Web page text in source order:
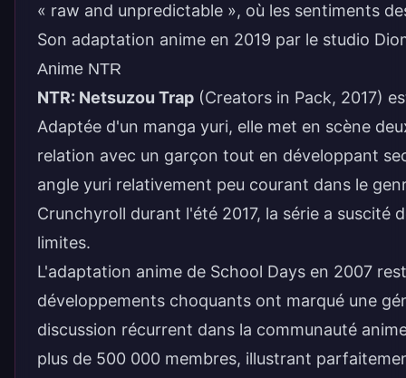
« raw and unpredictable », où les sentiments
Son adaptation anime en 2019 par le studio
Anime NTR
NTR: Netsuzou Trap (Creators in Pack, 2017)
Adaptée d'un manga yuri, elle met en scène
relation avec un garçon tout en développant
angle yuri relativement peu courant dans le
Crunchyroll durant l'été 2017, la série a suscité
limites.
L'adaptation anime de School Days en 2007
développements choquants ont marqué une
discussion récurrent dans la communauté
plus de 500 000 membres, illustrant